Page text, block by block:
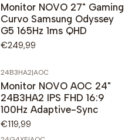
Monitor NOVO 27" Gaming
Curvo Samsung Odyssey
G5 165Hz 1ms QHD
€249,99
24B3HA2|AOC
Monitor NOVO AOC 24"
24B3HA2 IPS FHD 16:9
100Hz Adaptive-Sync
€119,99